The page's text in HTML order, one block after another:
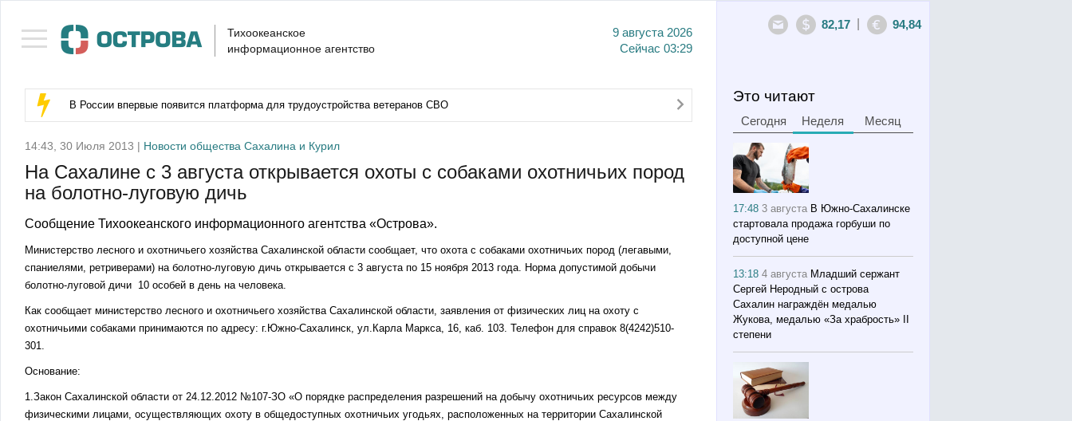
Тихоокеанское
информационное агентство
9 августа 2026
Сейчас 03:29
82,17 94,84
В России впервые появится платформа для трудоустройства ветеранов СВО
14:43, 30 Июля 2013 | Новости общества Сахалина и Курил
На Сахалине с 3 августа открывается охоты с собаками охотничьих пород
на болотно-луговую дичь
Сообщение Тихоокеанского информационного агентства «Острова».
Министерство лесного и охотничьего хозяйства Сахалинской области сообщает, что охота с собаками охотничьих пород (легавыми,
спаниелями, ретриверами) на болотно-луговую дичь открывается с 3 августа по 15 ноября 2013 года. Норма допустимой добычи
болотно-луговой дичи 10 особей в день на человека.
Как сообщает министерство лесного и охотничьего хозяйства Сахалинской области, заявления от физических лиц на охоту с
охотничьими собаками принимаются по адресу: г.Южно-Сахалинск, ул.Карла Маркса, 16, каб. 103. Телефон для справок 8(4242)510-
301.
Основание:
1.Закон Сахалинской области от 24.12.2012 №107-ЗО «О порядке распределения разрешений на добычу охотничьих ресурсов между
физическими лицами, осуществляющих охоту в общедоступных охотничьих угодьях, расположенных на территории Сахалинской
Это читают
Сегодня Неделя Месяц
17:483 августа В Южно-Сахалинске
стартовала продажа горбуши по
доступной цене
13:184 августа Младший сержант
Сергей Неродный с острова
Сахалин награждён медалью
Жукова, медалью «За храбрость» II
степени